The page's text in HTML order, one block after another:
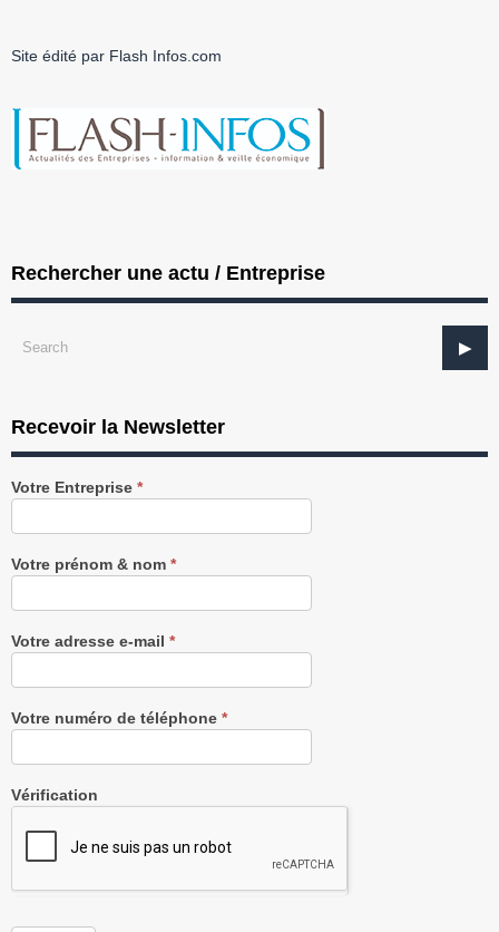
Site édité par Flash Infos.com
Rechercher une actu / Entreprise
Recevoir la Newsletter
Recevez
notre
gratuitement
Votre Entreprise *
Votre prénom & nom *
Votre adresse e-mail *
Votre numéro de téléphone *
Vérification